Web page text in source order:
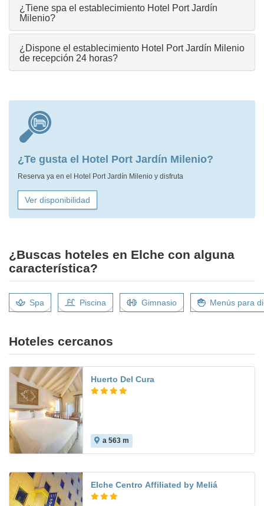
¿Tiene spa el establecimiento Hotel Port Jardín
Milenio?
¿Dispone el establecimiento Hotel Port Jardín Milenio
de recepción 24 horas?
¿Te gusta el Hotel Port Jardín Milenio?
Reserva ya en el Hotel Port Jardín Milenio y disfruta
Ver disponibilidad
¿Buscas hoteles en Elche con alguna
característica?
Spa Piscina Gimnasio Menús para
Hoteles cercanos
Huerto Del Cura
a 563 m
Elche Centro Affiliated by Meliá